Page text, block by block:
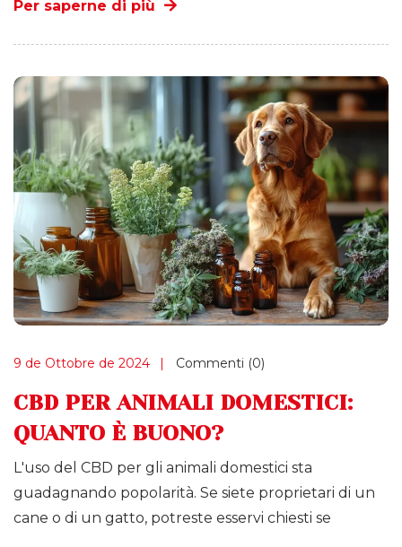
Per saperne di più
9 de Ottobre de 2024 Commenti (0)
CBD PER ANIMALI DOMESTICI:
QUANTO È BUONO?
L'uso del CBD per gli animali domestici sta
guadagnando popolarità. Se siete proprietari di un
cane o di un gatto, potreste esservi chiesti se